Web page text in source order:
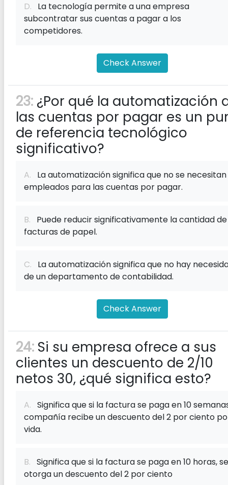
D. La tecnología permite a una empresa
subcontratar sus cuentas a pagar a los
competidores.
Check Answer
23: ¿Por qué la automatización
las cuentas por pagar es un
de referencia tecnológico
significativo?
A. La automatización significa que no se necesitan
empleados para las cuentas por pagar.
B. Puede reducir significativamente la cantidad de
facturas de papel.
C. La automatización significa que no hay
de un departamento de contabilidad.
Check Answer
24: Si su empresa ofrece a sus
clientes un descuento de 2/10
netos 30, ¿qué significa esto?
A. Significa que si la factura se paga en 10
compañía recibe un descuento del 2 por ciento
vida.
B. Significa que si la factura se paga en 10 horas, se
otorga un descuento del 2 por ciento